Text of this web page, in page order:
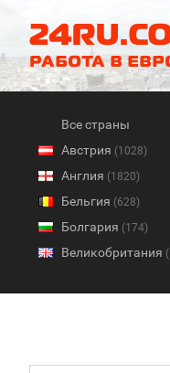
Все страны
Австрия (1028)
Англия (1820)
Бельгия (628)
Болгария (174)
Великобритания